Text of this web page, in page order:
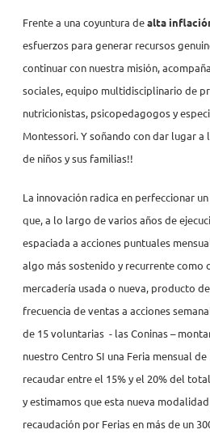
Frente a una coyuntura de alta
esfuerzos para generar recursos
continuar con nuestra misión,
sociales, equipo multidisciplinario de
nutricionistas, psicopedagogos y
Montessori. Y soñando con dar lugar a
de niños y sus familias!!
La innovación radica en perfeccionar un
que, a lo largo de varios años de
espaciada a acciones puntuales
algo más sostenido y recurrente como
mercadería usada o nueva, producto
frecuencia de ventas a acciones
de 15 voluntarias - las Coninas –
nuestro Centro SI una Feria mensual
recaudar entre el 15% y el 20% del
y estimamos que esta nueva
recaudación por Ferias en más de un